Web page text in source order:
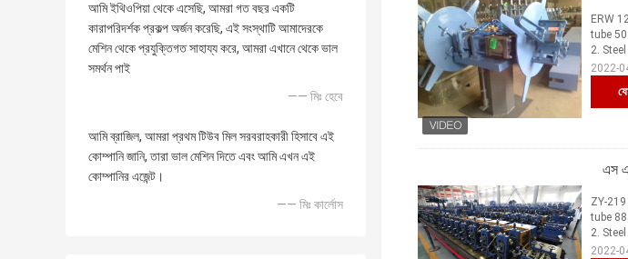
আমি ইথিওপিয়া থেকে এসেছি, আমরা গত বছর একটি
কারাপরিদর্শক প্রকল্প অর্জন করেছি, এই সংস্থাটি আমাদেরকে
মেশিন থেকে প্রযুক্তিগত সাহায্য করে, আমরা এখানে থেকে ভাল
সমর্থন পাই
—— মিঃ হেবে
আমি ব্রাজিল, আমরা প্রথম টিউব মিল সরবরাহকারী হিসাবে এই
কোম্পানি জানি, তারা ভাল মেশিন দিতে এবং আমি এখন এই
কোম্পানির এজেন্ট।
—— মিঃ কার্লোস
ERW
tube
2. Steel
2022-
এস
ZY-
tube
2. Steel
2022-